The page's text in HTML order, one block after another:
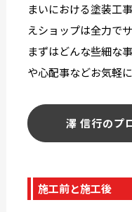
まいにおける塗装工
えショップは全力で
まずはどんな些細な
や心配事などお気軽
澤 信行のプ
施工前と施工後